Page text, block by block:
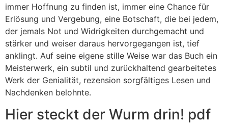
immer Hoffnung zu finden ist, immer eine Chance für
Erlösung und Vergebung, eine Botschaft, die bei jedem,
der jemals Not und Widrigkeiten durchgemacht und
stärker und weiser daraus hervorgegangen ist, tief
anklingt. Auf seine eigene stille Weise war das Buch ein
Meisterwerk, ein subtil und zurückhaltend gearbeitetes
Werk der Genialität, rezension sorgfältiges Lesen und
Nachdenken belohnte.
Hier steckt der Wurm drin! pdf